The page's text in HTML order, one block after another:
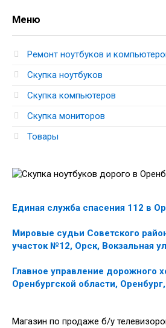
Меню
Ремонт ноутбуков и
Скупка ноутбуков
Скупка компьютеров
Скупка мониторов
Товары
Единая служба спасения 112 в
Мировые судьи Советского
участок №12, Орск, Вокзальная
Главное управление дорожного
Оренбургской области,
Магазин по продаже б/у